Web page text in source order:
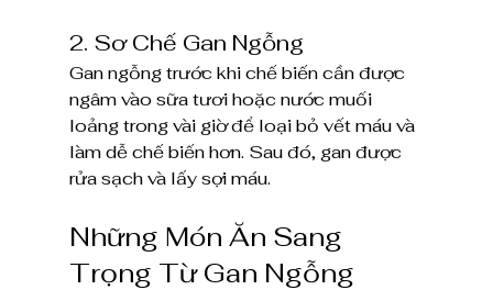
2. Sơ Chế Gan Ngỗng
Gan ngỗng trước khi chế biến cần được
ngâm vào sữa tươi hoặc nước muối
loảng trong vài giờ để loại bỏ vết máu và
làm dễ chế biến hơn. Sau đó, gan được
rửa sạch và lấy sợi máu.
Những Món Ăn Sang
Trọng Từ Gan Ngỗng